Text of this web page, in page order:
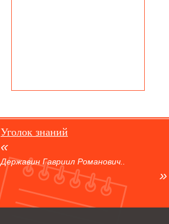
Уголок знаний
Державин Гавриил Романович..